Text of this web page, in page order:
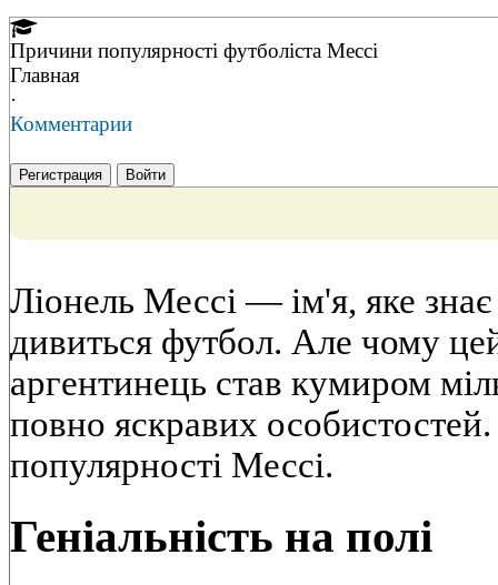
Причини популярності футболіста Мессі
Главная
·
Комментарии
Регистрация Войти
Ліонель Мессі — ім'я, яке знає
дивиться футбол. Але чому
аргентинець став кумиром
повно яскравих
популярності Мессі.
Геніальність на полі